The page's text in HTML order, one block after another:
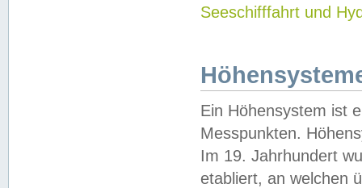
Seeschifffahrt und
Ein Höhensystem ist
Messpunkten.
Im 19. Jahrhundert
etabliert, an welchen